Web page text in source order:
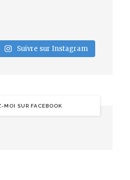
Suivre sur Instagram
MOI SUR FACEBOOK